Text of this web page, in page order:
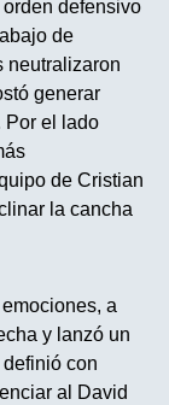
orden defensivo
de
neutralizaron
generar
Por el lado
de Cristian
la cancha
a
y lanzó un
con
al David